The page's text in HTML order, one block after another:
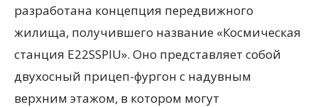
разработана концепция передвижного
жилища, получившего название «Космическая
станция E22SSPIU». Оно представляет собой
двухосный прицеп-фургон с надувным
верхним этажом, в котором могут